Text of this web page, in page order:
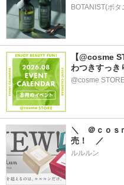
BOTANIST(ボ
【@cosme
わつきすっき
@cosme
＼　＠ｃｏｓ
売！　／
ルルルン